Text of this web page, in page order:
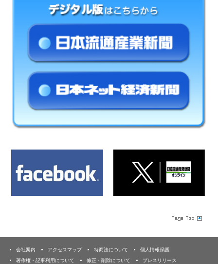
会社案内 アクセスマップ 特商法について
個人情報保護
著作権・記事利用について
修正・削除について プレスリリース